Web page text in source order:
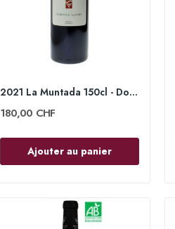
2021 La Muntada 150cl - Domaine Gauby
180,00 CHF
Ajouter au panier